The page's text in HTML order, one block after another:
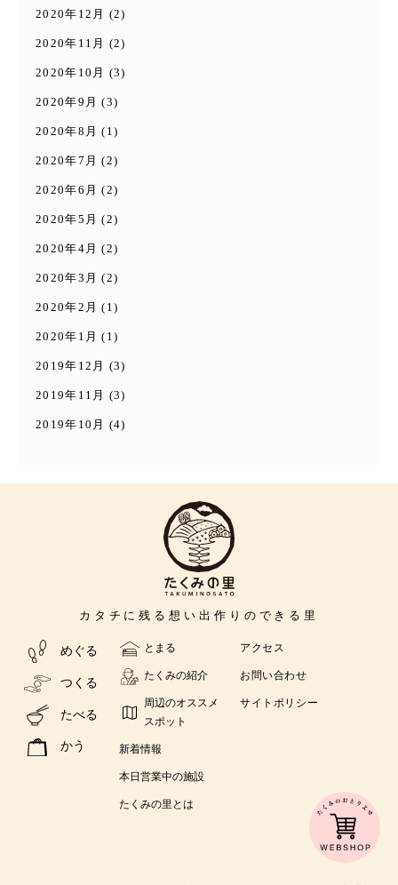
2020年12月 (2)
2020年11月 (2)
2020年10月 (3)
2020年9月 (3)
2020年8月 (1)
2020年7月 (2)
2020年6月 (2)
2020年5月 (2)
2020年4月 (2)
2020年3月 (2)
2020年2月 (1)
2020年1月 (1)
2019年12月 (3)
2019年11月 (3)
2019年10月 (4)
カタチに残る想い出作りの できる里
めぐる
つくる
たべる
かう
とまる
たくみの紹介
周辺のオススメ
スポット
新着情報
本日営業中の施設
たくみの里とは
アクセス
お問い合わせ
サイトポリシー